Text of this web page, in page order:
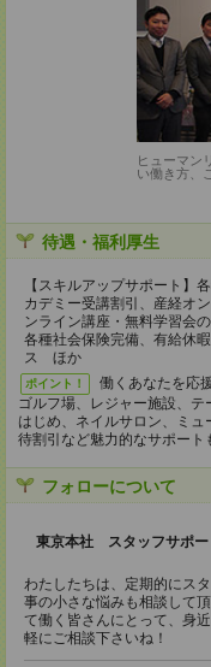
ヒューマン
い働き方、
待遇・福利厚生
【スキルアップサポート】
カデミー受講割引、産経オ
ンライン講座・無料学習会
各種社会保険完備、有給休
ス ほか
ポイント！
働くあなたを応
ゴルフ場、レジャー施設、
はじめ、ネイルサロン、ミ
待割引など魅力的なサポート
フォローについて
東京本社 スタッフサポー
わたしたちは、定期的にス
事の小さな悩みも相談して
て働く皆さんにとって、身
軽にご相談下さいね！